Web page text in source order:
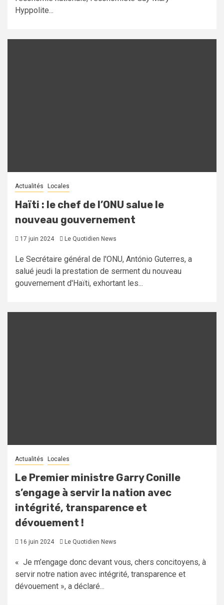
Hyppolite...
Actualités Locales
Haïti : le chef de l’ONU salue le
nouveau gouvernement
17 juin 2024 Le Quotidien News
Le Secrétaire général de l'ONU, António Guterres, a
salué jeudi la prestation de serment du nouveau
gouvernement d'Haïti, exhortant les...
Actualités Locales
Le Premier ministre Garry Conille
s’engage à servir la nation avec
intégrité, transparence et
dévouement !
16 juin 2024 Le Quotidien News
« Je m’engage donc devant vous, chers concitoyens, à
servir notre nation avec intégrité, transparence et
dévouement », a déclaré...